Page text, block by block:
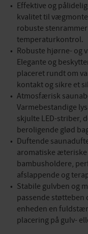
Effektive og
kvalitet til
robuste
temperaturkontrol.
Robuste hjørne- og
Elegante og
placeret rundt om
kontakt og sikre et
Atmosfærisk
Varmebestandige
skjulte LED-striber,
beroligende glød
Duftende
aromatiske
bambusholdere,
afslappende og
Stabile gulvben og
passende støtteben
enheden en
placering på gulv-